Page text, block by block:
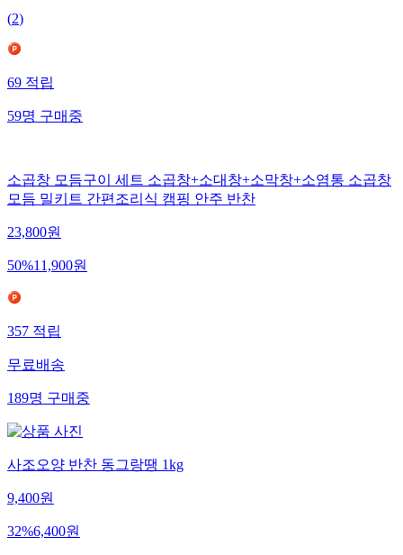
(2)
69적립
59명구매중
소곱창 모듬구이 세트 소곱창+소대창+소막창+소염통 소곱창
모듬 밀키트 간편조리식 캠핑 안주 반찬
23,800원
50%11,900원
357적립
무료배송
189명구매중
사조오양 반찬 동그랑땡 1kg
9,400원
32%6,400원